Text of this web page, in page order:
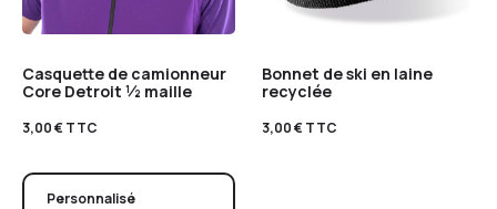
Casquette de camionneur
Core Detroit ½ maille
3,00€TTC
Personnalisé
Bonnet de ski en laine
recyclée
3,00€TTC